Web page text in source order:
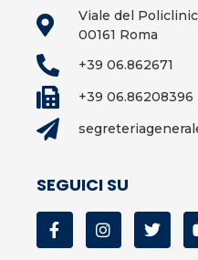
Viale del
00161 Roma
+39 06.862671
+39 06.86208396
SEGUICI SU